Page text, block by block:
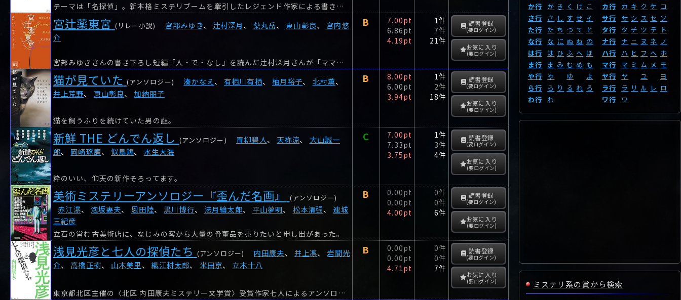
テーマは「名探偵」。新本格ミステリブームを牽引したレジェンド作家による書き下ろしミステリ競演。
宮辻薬東宮 (リレー小説) 宮部みゆき、 辻村深月、 薬丸岳、東山彰良、 宮内悠
介
宮部みゆきさんの書き下ろし短編「人・で・なし」を読んだ辻村深月さんが「ママ・はは」を書き下ろし、その辻村さんの短編を読んだ薬丸岳さんが「わたし・わたし」を書き下ろし…バトンは東山彰...
B
7.00pt
6.86pt
4.19pt
1件
7件
21件
読書登録
(要ログイン)
お気に入り
(要ログイン)
猫が見ていた (アンソロジー) 湊かなえ、有栖川有栖、 柚月裕子、 北村薫、
井上荒野、 東山彰良、 加納朋子
猫を飼うふりを続けていた男の謎。
B
8.00pt
6.00pt
3.94pt
1件
2件
18件
読書登録
(要ログイン)
お気に入り
(要ログイン)
新鮮 THE どんでん返し (アンソロジー) 青柳碧人、 天祢涼、 大山誠一
郎、 岡崎琢磨、似鳥鶏、 水生大海
粋のいい、仰天の新作そろってます。
C
7.00pt
7.33pt
3.75pt
1件
3件
4件
読書登録
(要ログイン)
お気に入り
(要ログイン)
美術ミステリーアンソロジー『歪んだ名画』 (アンソロジー)
赤江瀑、 泡坂妻夫、 恩田陸、黒川博行、 法月綸太郎、 平山夢明、 松本清張、 連城
三紀彦
立石の営む古美術店に、なじみの客から大量の骨董品を売りたいと申し出があった。
B
0.00pt
0.00pt
4.00pt
0件
0件
6件
読書登録
(要ログイン)
お気に入り
(要ログイン)
浅見光彦と七人の探偵たち (アンソロジー) 内田康夫、 井上凛、岩間光
介、 高橋正樹、 山木美里、 織江耕太郎、 米田京、 立木十八
東京都北区主催の〈北区 内田康夫ミステリー文学賞〉受賞作家七人によるアンソロジー。
B
0.00pt
0.00pt
4.71pt
0件
0件
7件
読書登録
(要ログイン)
お気に入り
(要ログイン)
か行
か き く け こ
さ行
さ し す せ そ
た行
た ち つ て と
な行
な に ぬ ね の
は行
は ひ ふ へ ほ
ま行
ま み む め も
や行
や ゆ
よ
ら行
ら り る れ ろ
わ行 わ
カ行
カ キ ク ケ コ
サ行
サ シ ス セ ソ
タ行
タ チ ツ テ
ト
ナ行
ナ ニ ヌ ネ ノ
ハ行
ハ ヒ フ ヘ ホ
マ行
マ ミ ム メ モ
ヤ行
ヤ ユ
ヨ
ラ行
ラ リ ル レ ロ
ワ行
ワ
ミステリ系の賞から検索